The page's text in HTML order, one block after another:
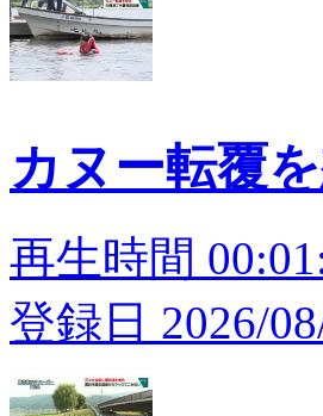
カヌー転覆
再生時間
登録日 2026/